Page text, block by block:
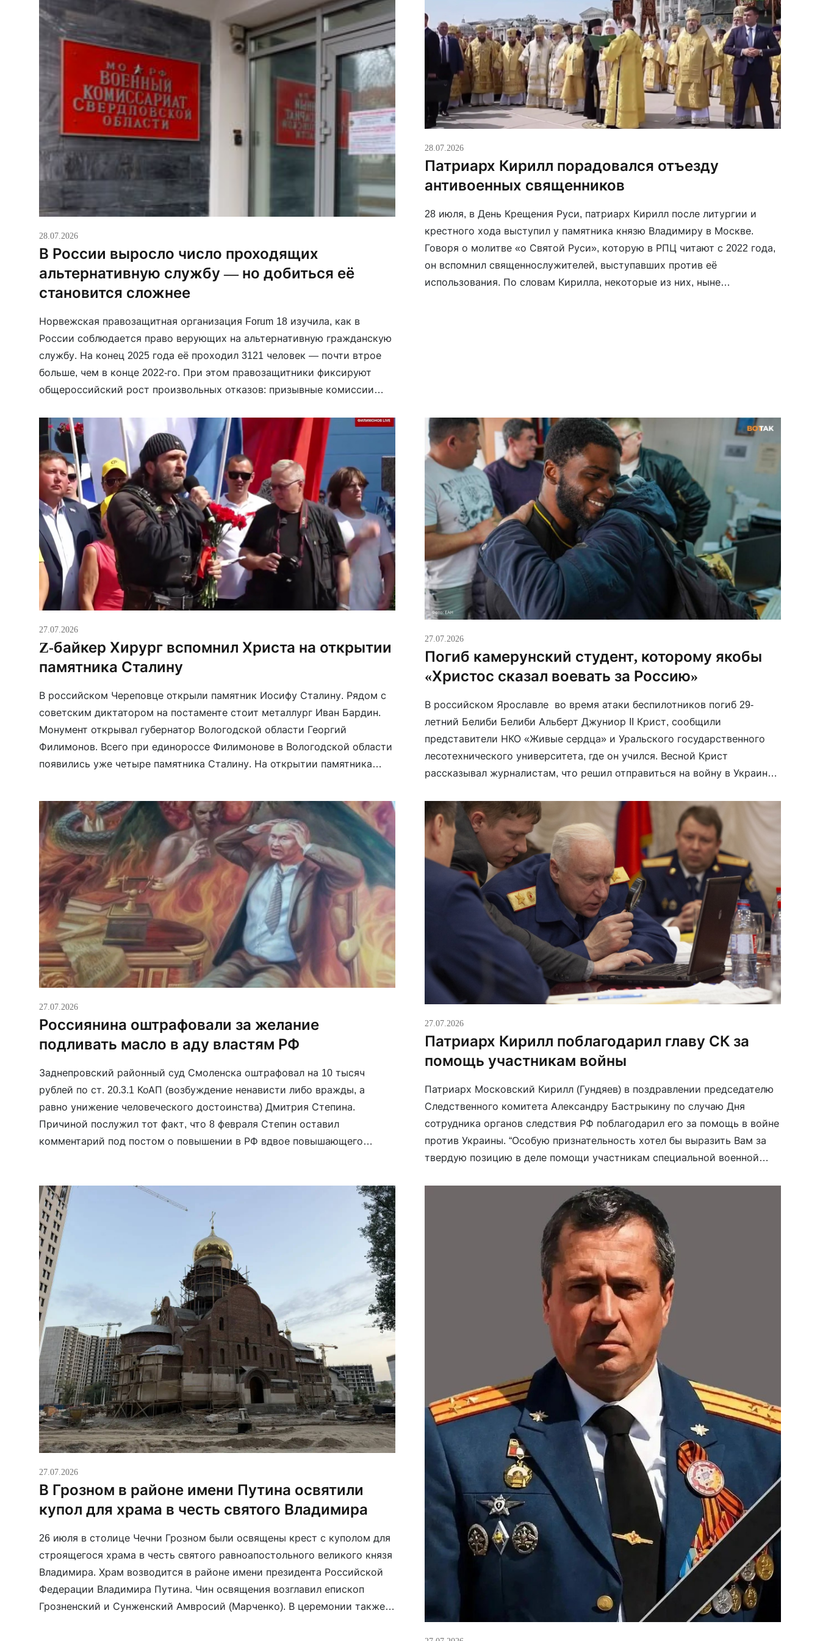
28.07.2026
В России выросло число проходящих
альтернативную службу — но добиться её
становится сложнее
Норвежская правозащитная организация Forum 18 изучила, как в
России соблюдается право верующих на альтернативную гражданскую
службу. На конец 2025 года её проходил 3121 человек — почти втрое
больше, чем в конце 2022-го. При этом правозащитники фиксируют
общероссийский рост произвольных отказов: призывные комиссии
обоснованные религиозные убеждения. В Удмуртии […]
28.07.2026
Патриарх Кирилл порадовался отъезду
антивоенных священников
28 июля, в День Крещения Руси, патриарх Кирилл после литургии и
крестного хода выступил у памятника князю Владимиру в Москве.
Говоря о молитве «о Святой Руси», которую в РПЦ читают с 2022 года,
он вспомнил священнослужителей, выступавших против её
использования. По словам Кирилла, некоторые из них, ныне
27.07.2026
Z-байкер Хирург вспомнил Христа на открытии
памятника Сталину
В российском Череповце открыли памятник Иосифу Сталину. Рядом с
советским диктатором на постаменте стоит металлург Иван Бардин.
Монумент открывал губернатор Вологодской области Георгий
Филимонов. Всего при единороссе Филимонове в Вологодской области
появились уже четыре памятника Сталину. На открытии памятника
Залдастанов, который поддерживает войну против своей Родины. Он
похвалил […]
27.07.2026
Погиб камерунский студент, которому якобы
«Христос сказал воевать за Россию»
В российском Ярославле во время атаки беспилотников погиб 29-
летний Белиби Белиби Альберт Джуниор II Крист, сообщили
представители НКО «Живые сердца» и Уральского государственного
лесотехнического университета, где он учился. Весной Крист
рассказывал журналистам, что решил отправиться на войну в Украине,
страны. «Я христианин. Мой Бог Иисус […]
27.07.2026
Россиянина оштрафовали за желание
подливать масло в аду властям РФ
Заднепровский районный суд Смоленска оштрафовал на 10 тысяч
рублей по ст. 20.3.1 КоАП (возбуждение ненависти либо вражды, а
равно унижение человеческого достоинства) Дмитрия Степина.
Причиной послужил тот факт, что 8 февраля Степин оставил
комментарий под постом о повышении в РФ вдвое повышающего
27.07.2026
Патриарх Кирилл поблагодарил главу СК за
помощь участникам войны
Патриарх Московский Кирилл (Гундяев) в поздравлении председателю
Следственного комитета Александру Бастрыкину по случаю Дня
сотрудника органов следствия РФ поблагодарил его за помощь в войне
против Украины. “Особую признательность хотел бы выразить Вам за
твердую позицию в деле помощи участникам специальной военной
27.07.2026
В Грозном в районе имени Путина освятили
купол для храма в честь святого Владимира
26 июля в столице Чечни Грозном были освящены крест с куполом для
строящегося храма в честь святого равноапостольного великого князя
Владимира. Храм возводится в районе имени президента Российской
Федерации Владимира Путина. Чин освящения возглавил епископ
Грозненский и Сунженский Амвросий (Марченко). В церемонии также